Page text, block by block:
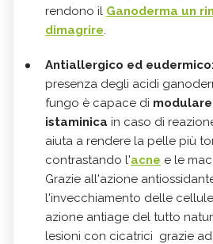
rendono il Ganoderma un
dimagrire.
Antiallergico ed eudermico:
presenza degli acidi
fungo è capace di
istaminica in caso di
aiuta a rendere la pelle più
contrastando l'acne e le
Grazie all'azione
l'invecchiamento delle
azione antiage del tutto
lesioni con cicatrici grazie